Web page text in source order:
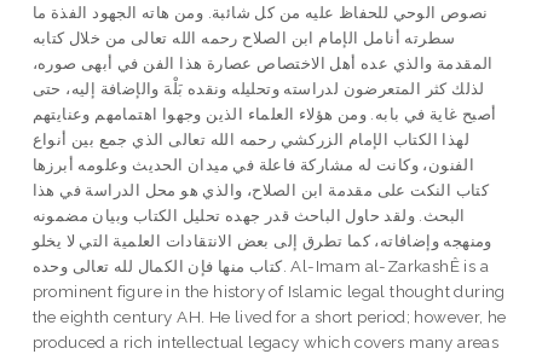
نصوص الوحي للحفاظ عليه من كل شائبة. ومن هاته الجهود الفذة ما
سطرته أنامل الإمام ابن الصلاح رحمه الله تعالى من خلال كتابه
المقدمة والذي عده أهل الاختصاص عصارة هذا الفن في أبهى صوره،
لذلك كثر المتعرضون لدراسته وتحليله ونقده بَلْهَ والإضافة إليه، حتى
أصبح غاية في بابه. ومن هؤلاء العلماء الذين وجهوا اهتمامهم وعنايتهم
لهذا الكتاب الإمام الزركشي رحمه الله تعالى الذي جمع بين أنواع
الفنون، وكانت له مشاركة فاعلة في ميدان الحديث وعلومه أبرزها
كتاب النكت على مقدمة ابن الصلاح، والذي هو محل الدراسة في هذا
البحث. ولقد حاول الباحث قدر جهده تحليل الكتاب وبيان مضمونه
ومنهجه وإضافاته، كما تطرق إلى بعض الانتقادات العلمية التي لا يخلو
كتاب منها فإن الكمال لله تعالى وحده. Al-Imam al-ZarkashÊ is a
prominent figure in the history of Islamic legal thought during
the eighth century AH. He lived for a short period; however, he
produced a rich intellectual legacy which covers many areas